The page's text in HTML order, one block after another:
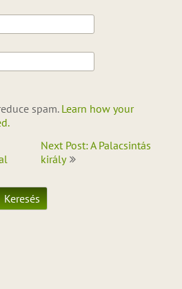
spam. Learn how your
Next Post: A Palacsintás
király
Keresés